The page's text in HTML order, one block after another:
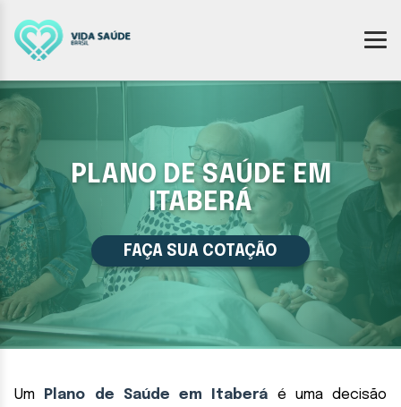
PLANO DE SAÚDE EM
ITABERÁ
FAÇA SUA COTAÇÃO
Um Plano de Saúde em Itaberá é uma decisão